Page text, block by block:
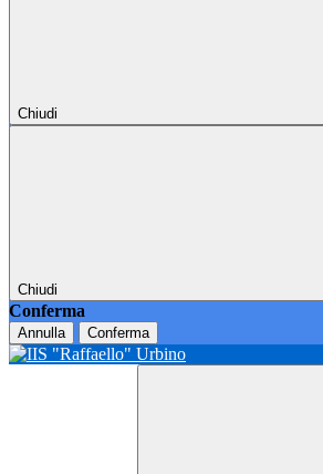
Chiudi
Chiudi
Conferma
Annulla Conferma